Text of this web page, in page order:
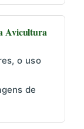
Avicultura
o uso
de